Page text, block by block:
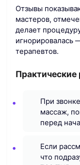
Отзывы
мастеров,
делает
игнорировалась
терапевтов.
При
массаж,
перед
Если
что